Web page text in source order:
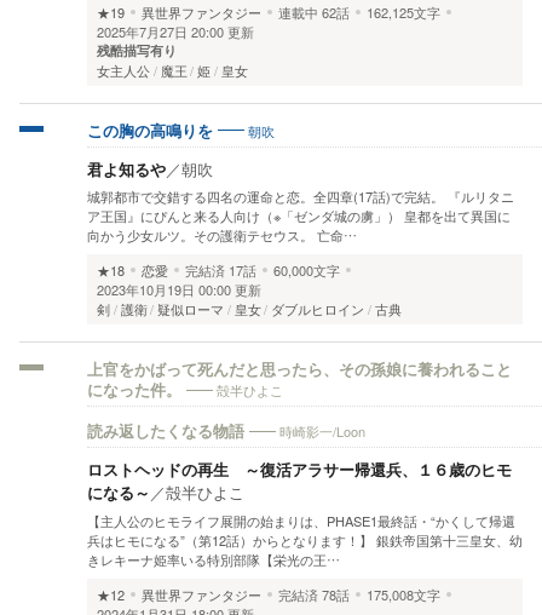
★19
異世界ファンタジー 連載中 62話
162,125文字
2025年7月27日 20:00 更新
残酷描写有り
女主人公 魔王 姫 皇女
この胸の高鳴りを 朝吹
君よ知るや／朝吹
城郭都市で交錯する四名の運命と恋。全四章(17話)で完結。 『ルリタニ
ア王国』にぴんと来る人向け（※「ゼンダ城の虜」） 皇都を出て異国に
向かう少女ルツ。その護衛テセウス。 亡命…
★18
恋愛 完結済 17話
60,000文字
2023年10月19日 00:00 更新
剣 護衛 疑似ローマ 皇女 ダブルヒロイン 古典
上官をかばって死んだと思ったら、その孫娘に養われること
になった件。
殻半ひよこ
読み返したくなる物語 時崎影一/Loon
ロストヘッドの再生 ～復活アラサー帰還兵、１６歳のヒモ
になる～ ／殻半ひよこ
【主人公のヒモライフ展開の始まりは、PHASE1最終話・“かくして帰還
兵はヒモになる”（第12話）からとなります！】 銀鉄帝国第十三皇女、幼
きレキーナ姫率いる特別部隊【栄光の王…
★12
異世界ファンタジー 完結済78話
175,008文字